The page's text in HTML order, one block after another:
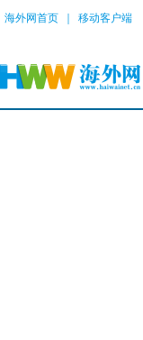
海外网首页 移动客户端